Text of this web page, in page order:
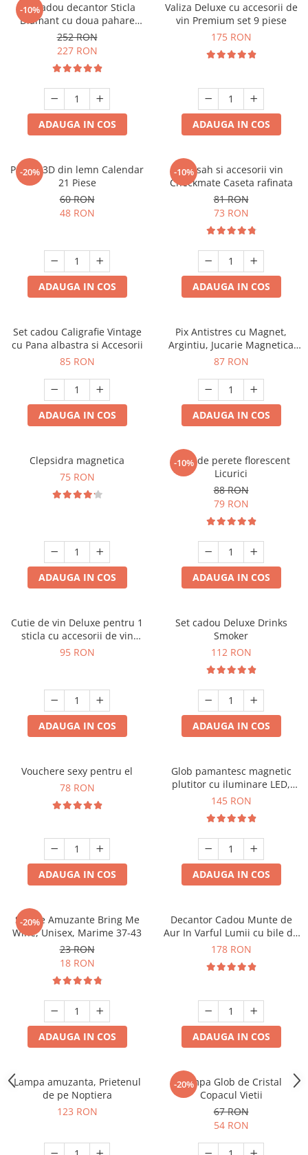
-10%
Set cadou decantor Sticla
Diamant cu doua pahare
Deluxe
252 RON
227 RON
ADAUGA IN COS
Valiza Deluxe cu accesorii de
vin Premium set 9 piese
175 RON
ADAUGA IN COS
-20%
Puzzle 3D din lemn Calendar
21 Piese
60 RON
48 RON
ADAUGA IN COS
-10%
Set sah si accesorii vin
Checkmate Caseta rafinata
81 RON
73 RON
ADAUGA IN COS
Set cadou Caligrafie Vintage
cu Pana albastra si Accesorii
85 RON
ADAUGA IN COS
Pix Antistres cu Magnet,
Argintiu, Jucarie Magnetica
pentru Birou
87 RON
ADAUGA IN COS
Clepsidra magnetica
75 RON
ADAUGA IN COS
-10%
Ceas de perete florescent
Licurici
88 RON
79 RON
ADAUGA IN COS
Cutie de vin Deluxe pentru 1
sticla cu accesorii de vin
incluse interior oranj
95 RON
ADAUGA IN COS
Set cadou Deluxe Drinks
Smoker
112 RON
ADAUGA IN COS
Vouchere sexy pentru el
78 RON
ADAUGA IN COS
Glob pamantesc magnetic
plutitor cu iluminare LED,
Forma C
145 RON
ADAUGA IN COS
-20%
Sosete Amuzante Bring Me
Wine, Unisex, Marime 37-43
23 RON
18 RON
ADAUGA IN COS
Decantor Cadou Munte de
Aur In Varful Lumii cu bile de
curatare
178 RON
ADAUGA IN COS
Lampa amuzanta, Prietenul
de pe Noptiera
123 RON
-20%
Lampa Glob de Cristal
Copacul Vietii
67 RON
54 RON